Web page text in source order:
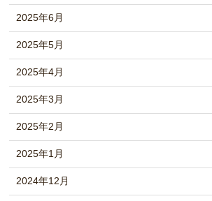
2025年6月
2025年5月
2025年4月
2025年3月
2025年2月
2025年1月
2024年12月